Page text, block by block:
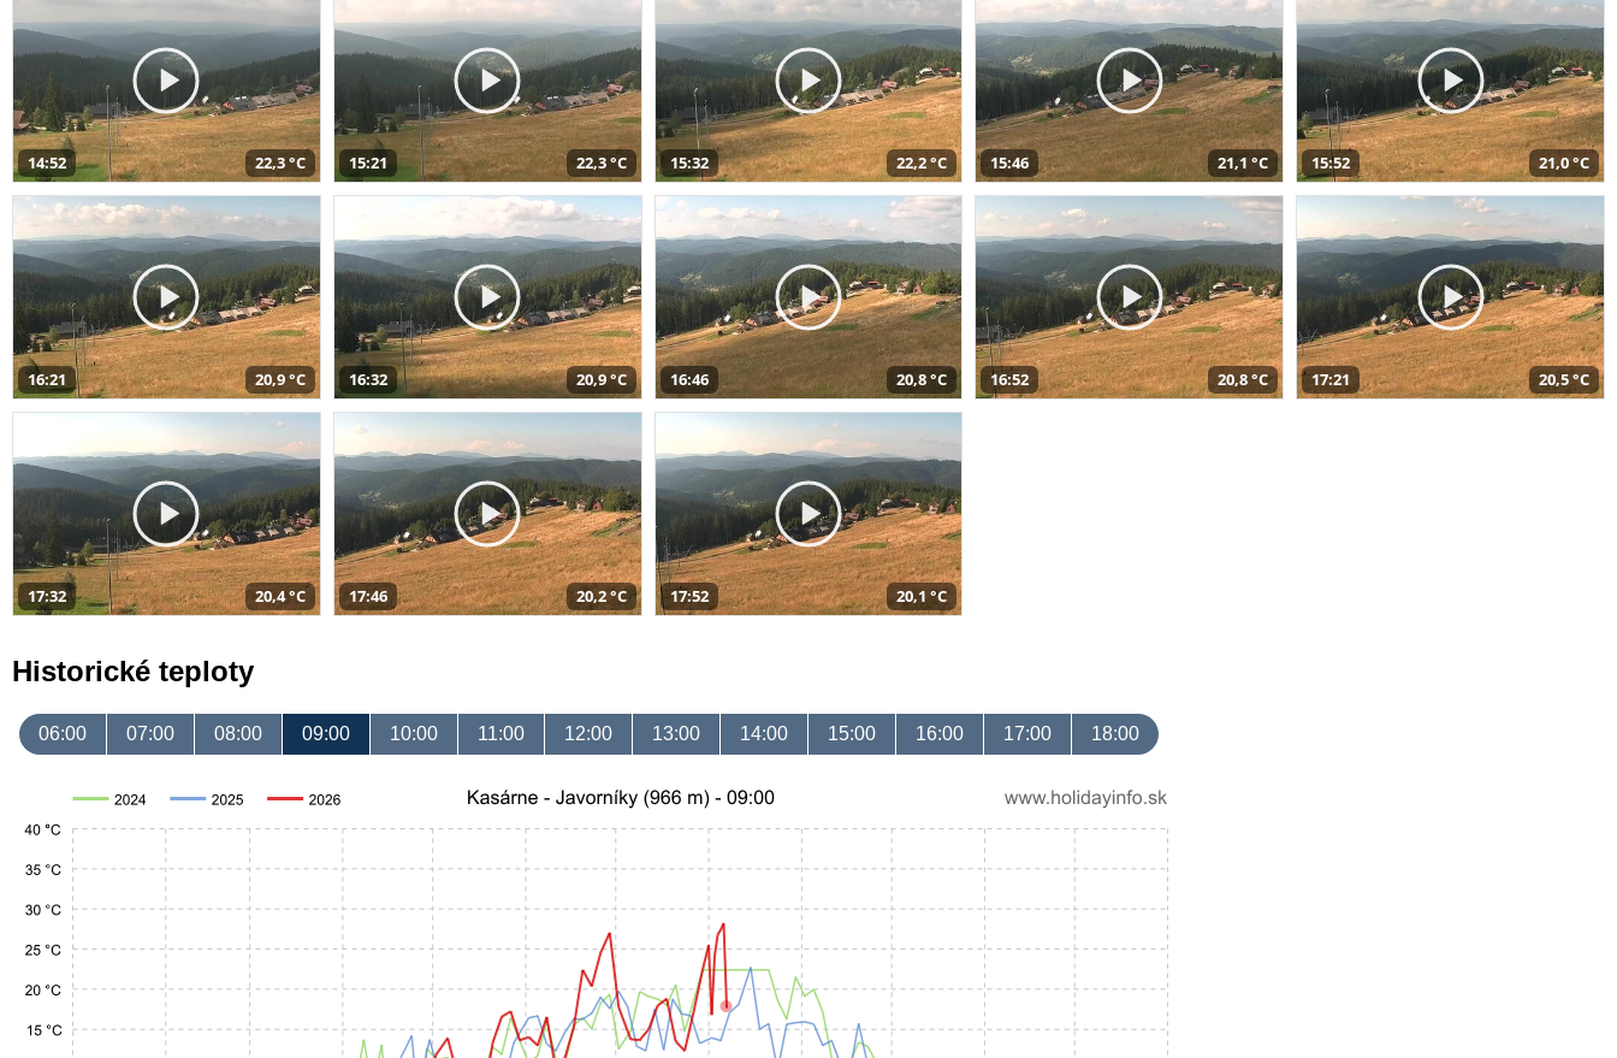
14:52 22,3 °C 15:21 22,3 °C 15:32 22,2 °C 15:46 21,1 °C 15:52 21,0 °C
16:21 20,9 °C 16:32 20,9 °C 16:46 20,8 °C 16:52 20,8 °C 17:21 20,5 °C
17:32 20,4 °C 17:46 20,2 °C 17:52 20,1 °C
Historické teploty
06:00 07:00 08:00 09:00 10:00 11:00 12:00 13:00 14:00 15:00 16:00 17:00 18:00